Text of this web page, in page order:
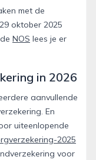
met de
oktober 2025
NOS lees je er
in 2026
aanvullende
En
uiteenlopende
2025
voor